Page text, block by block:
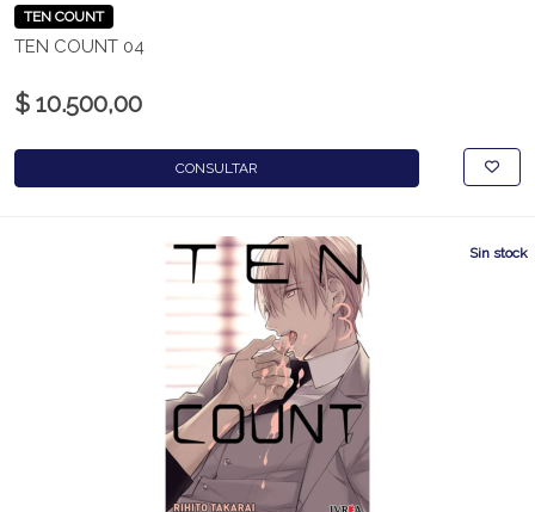
TEN COUNT
TEN COUNT 04
$ 10.500,00
CONSULTAR
Sin stock